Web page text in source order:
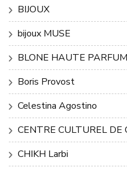
BIJOUX
bijoux MUSE
BLONE HAUTE
Boris Provost
Celestina Agostino
CENTRE CULTUREL DE
CHIKH Larbi